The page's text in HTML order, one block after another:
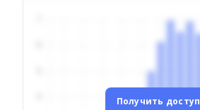
Получить доступ